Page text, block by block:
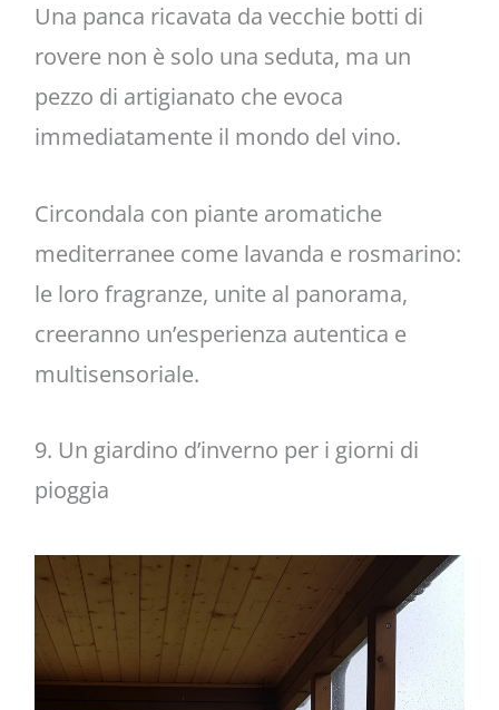
Una panca ricavata da vecchie botti di
rovere non è solo una seduta, ma un
pezzo di artigianato che evoca
immediatamente il mondo del vino.
Circondala con piante aromatiche
mediterranee come lavanda e rosmarino:
le loro fragranze, unite al panorama,
creeranno un’esperienza autentica e
multisensoriale.
9. Un giardino d’inverno per i giorni di
pioggia